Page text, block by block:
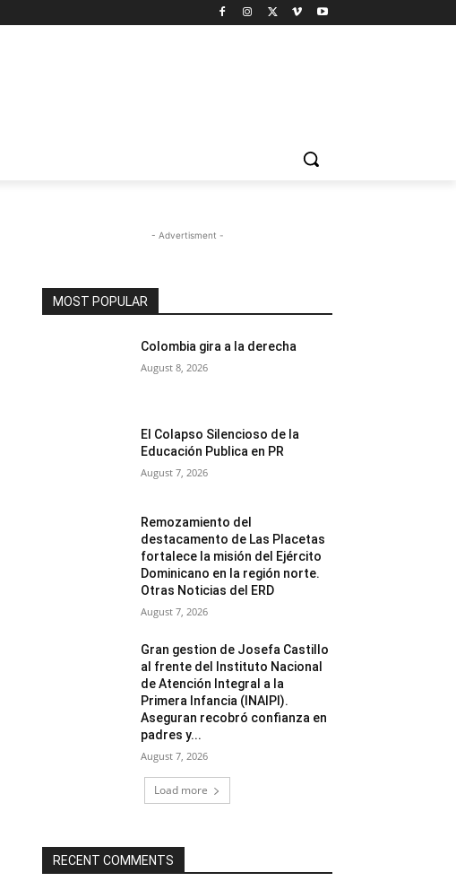
- Advertisment -
MOST POPULAR
Colombia gira a la derecha
August 8, 2026
El Colapso Silencioso de la
Educación Publica en PR
August 7, 2026
Remozamiento del
destacamento de Las Placetas
fortalece la misión del Ejército
Dominicano en la región norte.
Otras Noticias del ERD
August 7, 2026
Gran gestion de Josefa Castillo
al frente del Instituto Nacional
de Atención Integral a la
Primera Infancia (INAIPI).
Aseguran recobró confianza en
padres y...
August 7, 2026
Load more
RECENT COMMENTS